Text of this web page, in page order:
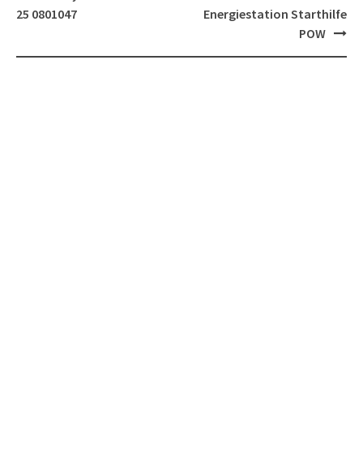
navigation
25 0801047
Energiestation Starthilfe
POW